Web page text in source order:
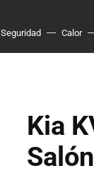
Seguridad Calor
Kia